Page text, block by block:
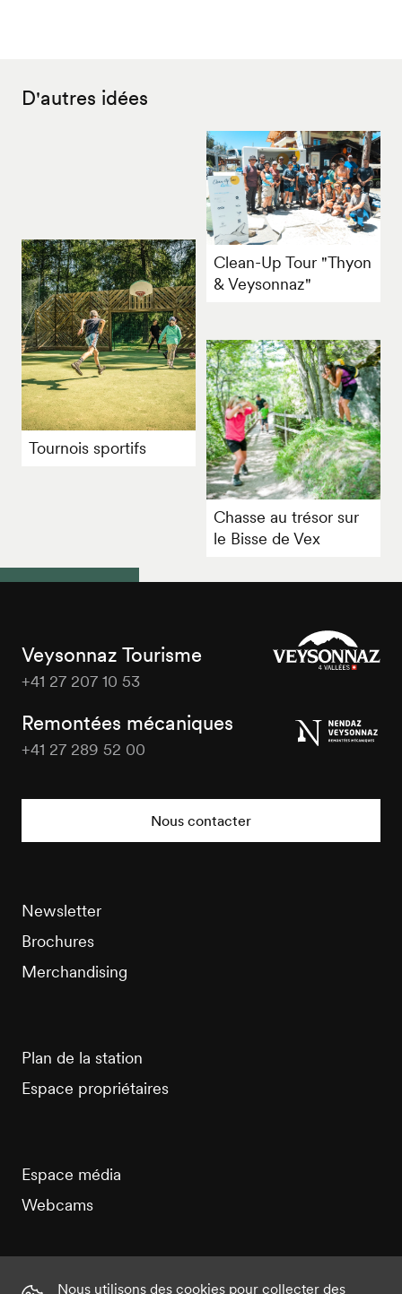
D'autres idées
Clean-Up Tour "Thyon
& Veysonnaz"
Tournois sportifs
Chasse au trésor sur
le Bisse de Vex
Veysonnaz Tourisme
+41 27 207 10 53
Remontées mécaniques
+41 27 289 52 00
Nous contacter
Newsletter
Brochures
Merchandising
Plan de la station
Espace propriétaires
Espace média
Webcams
Nous utilisons des cookies pour collecter des